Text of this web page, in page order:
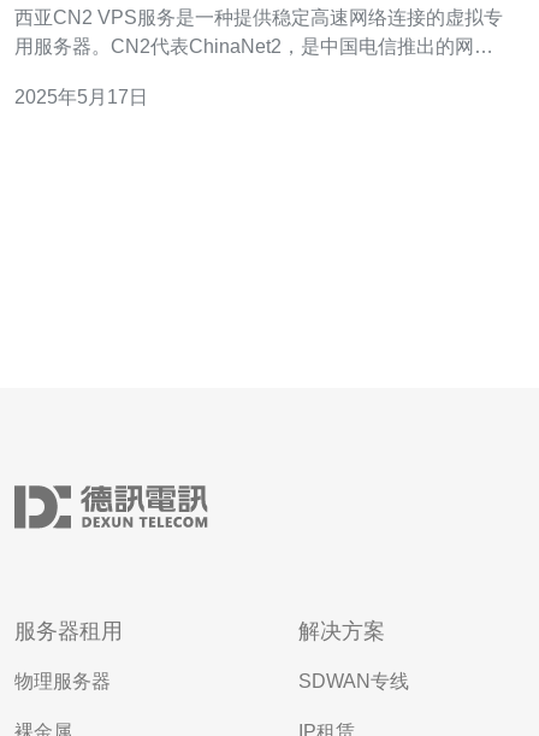
西亚CN2 VPS服务是一种提供稳定高速网络连接的虚拟专
用服务器。CN2代表ChinaNet2，是中国电信推出的网络
择CN2 VPS服务，用户可以获得更好的网络性能，更快的
2025年5月17日
服务器租用
物理服务器
裸金属
解决方案
SDWAN专线
IP租赁